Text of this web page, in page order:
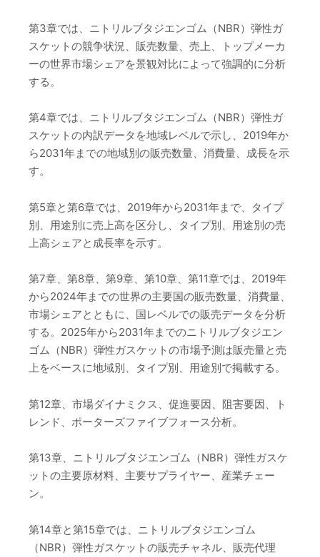
第3章では、ニトリルブタジエンゴム（NBR）弾性ガ
スケットの競争状況、販売数量、売上、トップメーカ
ーの世界市場シェアを景観対比によって強調的に分析
する。
第4章では、ニトリルブタジエンゴム（NBR）弾性ガ
スケットの内訳データを地域レベルで示し、2019年か
ら2031年までの地域別の販売数量、消費量、成長を示
す。
第5章と第6章では、2019年から2031年まで、タイプ
別、用途別に売上高を区分し、タイプ別、用途別の売
上高シェアと成長率を示す。
第7章、第8章、第9章、第10章、第11章では、2019年
から2024年までの世界の主要国の販売数量、消費量、
市場シェアとともに、国レベルでの販売データを分析
する。2025年から2031年までのニトリルブタジエン
ゴム（NBR）弾性ガスケットの市場予測は販売量と売
上をベースに地域別、タイプ別、用途別で掲載する。
第12章、市場ダイナミクス、促進要因、阻害要因、ト
レンド、ポーターズファイブフォース分析。
第13章、ニトリルブタジエンゴム（NBR）弾性ガスケ
ットの主要原材料、主要サプライヤー、産業チェー
ン。
第14章と第15章では、ニトリルブタジエンゴム
（NBR）弾性ガスケットの販売チャネル、販売代理